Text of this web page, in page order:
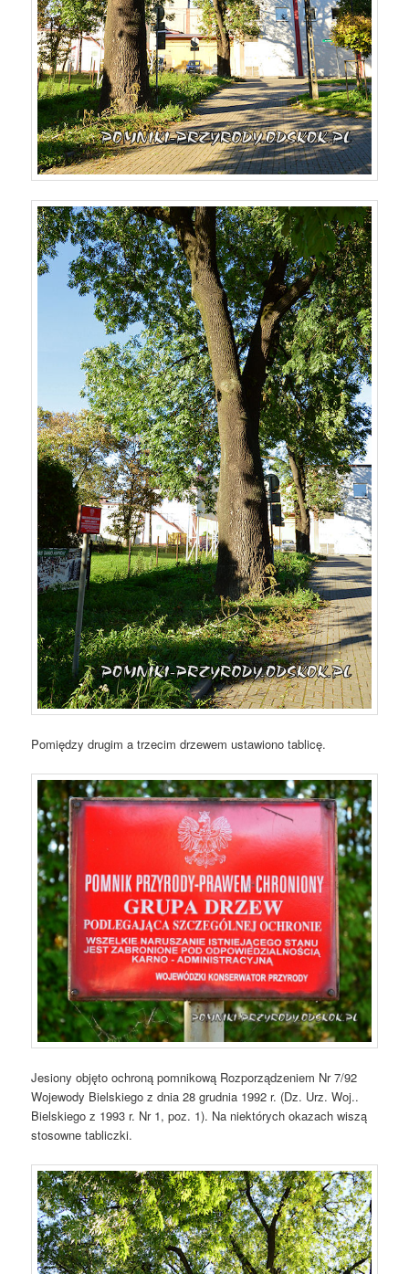
Pomiędzy drugim a trzecim drzewem ustawiono tablicę.
Jesiony objęto ochroną pomnikową Rozporządzeniem Nr 7/92
Wojewody Bielskiego z dnia 28 grudnia 1992 r. (Dz. Urz. Woj..
Bielskiego z 1993 r. Nr 1, poz. 1). Na niektórych okazach wiszą
stosowne tabliczki.